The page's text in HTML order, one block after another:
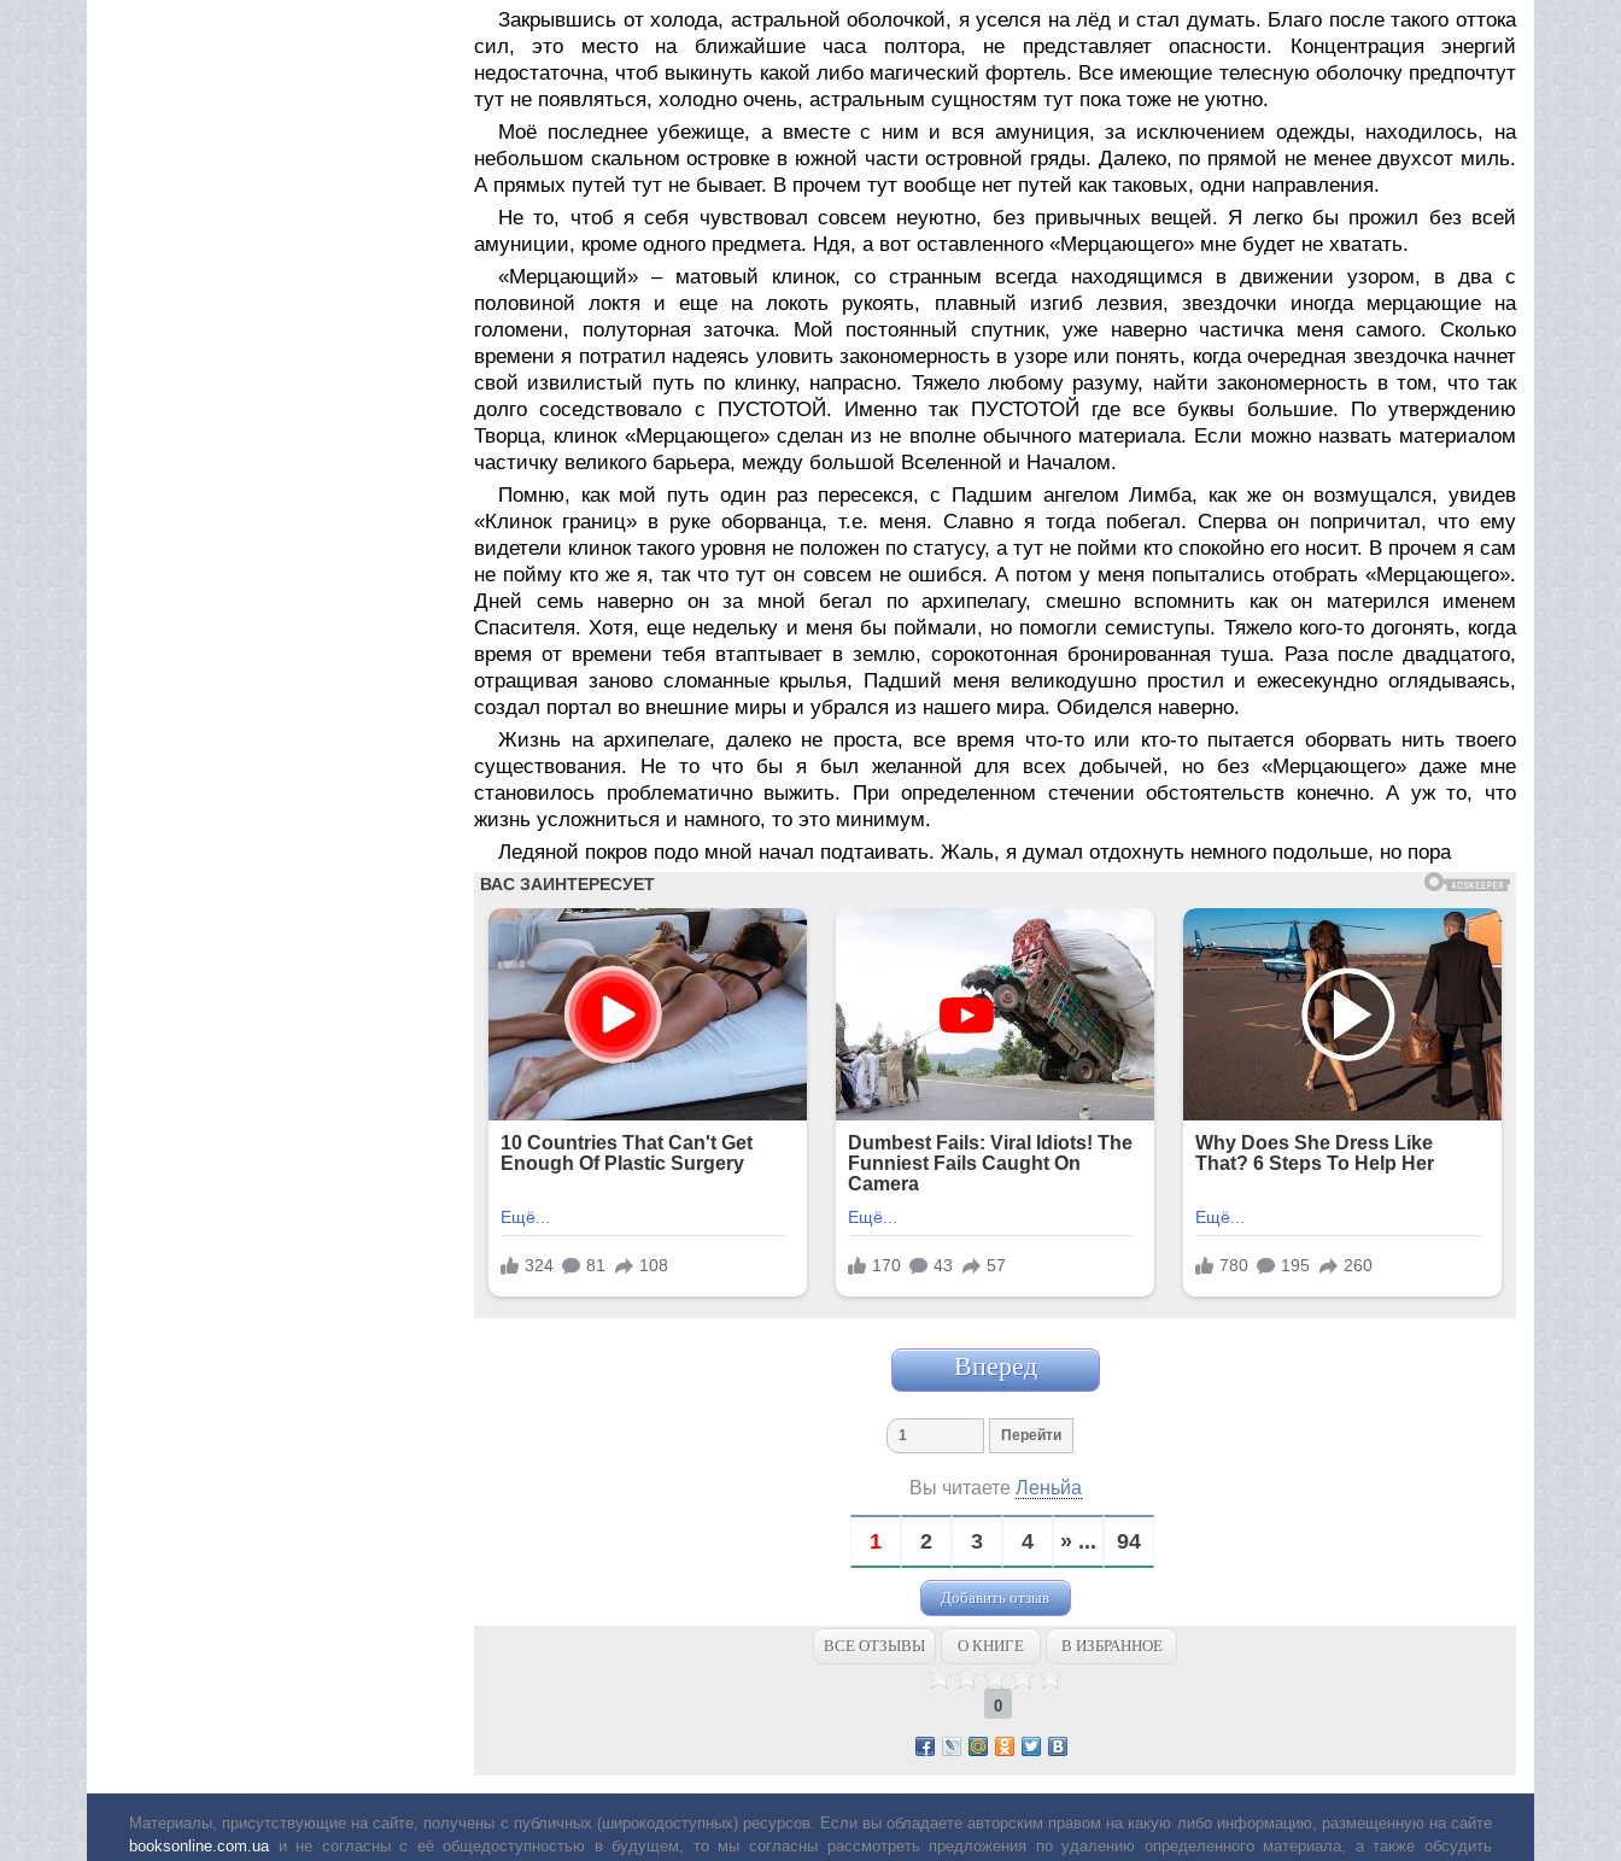
Закрывшись от холода, астральной оболочкой, я уселся на лёд и стал думать. Благо после такого оттока
сил, это место на ближайшие часа полтора, не представляет опасности. Концентрация энергий
недостаточна, чтоб выкинуть какой либо магический фортель. Все имеющие телесную оболочку предпочтут
тут не появляться, холодно очень, астральным сущностям тут пока тоже не уютно.
Моё последнее убежище, а вместе с ним и вся амуниция, за исключением одежды, находилось, на
небольшом скальном островке в южной части островной гряды. Далеко, по прямой не менее двухсот миль.
А прямых путей тут не бывает. В прочем тут вообще нет путей как таковых, одни направления.
Не то, чтоб я себя чувствовал совсем неуютно, без привычных вещей. Я легко бы прожил без всей
амуниции, кроме одного предмета. Ндя, а вот оставленного «Мерцающего» мне будет не хватать.
«Мерцающий» – матовый клинок, со странным всегда находящимся в движении узором, в два с
половиной локтя и еще на локоть рукоять, плавный изгиб лезвия, звездочки иногда мерцающие на
голомени, полуторная заточка. Мой постоянный спутник, уже наверно частичка меня самого. Сколько
времени я потратил надеясь уловить закономерность в узоре или понять, когда очередная звездочка начнет
свой извилистый путь по клинку, напрасно. Тяжело любому разуму, найти закономерность в том, что так
долго соседствовало с ПУСТОТОЙ. Именно так ПУСТОТОЙ где все буквы большие. По утверждению
Творца, клинок «Мерцающего» сделан из не вполне обычного материала. Если можно назвать материалом
частичку великого барьера, между большой Вселенной и Началом.
Помню, как мой путь один раз пересекся, с Падшим ангелом Лимба, как же он возмущался, увидев
«Клинок границ» в руке оборванца, т.е. меня. Славно я тогда побегал. Сперва он попричитал, что ему
видетели клинок такого уровня не положен по статусу, а тут не пойми кто спокойно его носит. В прочем я сам
не пойму кто же я, так что тут он совсем не ошибся. А потом у меня попытались отобрать «Мерцающего».
Дней семь наверно он за мной бегал по архипелагу, смешно вспомнить как он матерился именем
Спасителя. Хотя, еще недельку и меня бы поймали, но помогли семиступы. Тяжело кого-то догонять, когда
время от времени тебя втаптывает в землю, сорокотонная бронированная туша. Раза после двадцатого,
отращивая заново сломанные крылья, Падший меня великодушно простил и ежесекундно оглядываясь,
создал портал во внешние миры и убрался из нашего мира. Обиделся наверно.
Жизнь на архипелаге, далеко не проста, все время что-то или кто-то пытается оборвать нить твоего
существования. Не то что бы я был желанной для всех добычей, но без «Мерцающего» даже мне
становилось проблематично выжить. При определенном стечении обстоятельств конечно. А уж то, что
жизнь усложниться и намного, то это минимум.
Ледяной покров подо мной начал подтаивать. Жаль, я думал отдохнуть немного подольше, но пора
Вперед
Вы читаете Леньйа
1 2 3 4 » ... 94
Добавить отзыв
ВСЕ ОТЗЫВЫ О КНИГЕ В ИЗБРАННОЕ
0
Материалы, присутствующие на сайте, получены с публичных (широкодоступных) ресурсов. Если вы обладаете авторским правом на какую либо информацию, размещенную на сайте
booksonline.com.ua и не согласны с её общедоступностью в будущем, то мы согласны рассмотреть предложения по удалению определенного материала, а также обсудить